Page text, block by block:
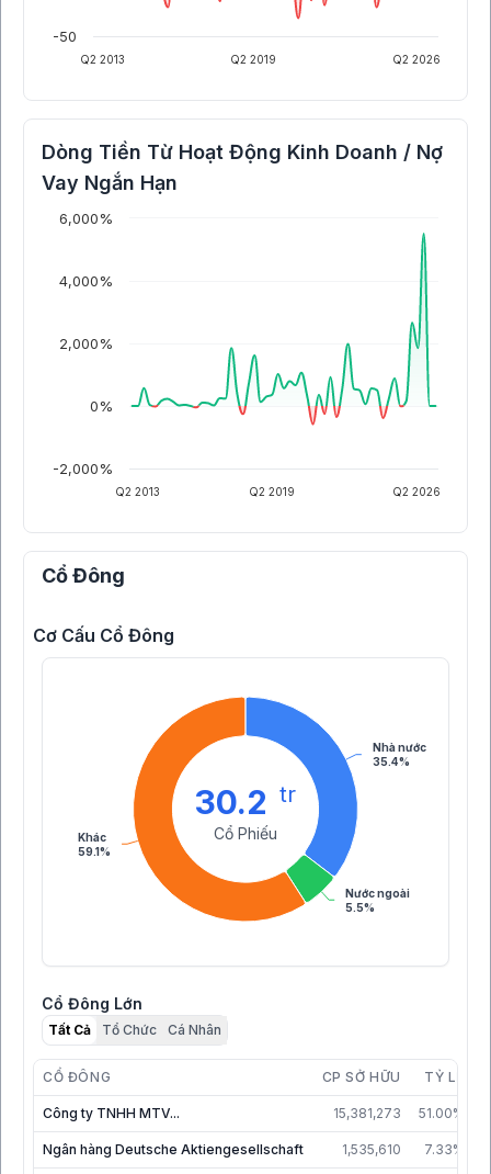
Q2 2013 Q2 2019 Q2 2026
-50
Dòng Tiền Từ Hoạt Động Kinh Doanh / Nợ
Vay Ngắn Hạn
Q2 2013 Q2 2019 Q2 2026
-2,000%
0%
2,000%
4,000%
6,000%
Cổ Đông
Cơ Cấu Cổ Đông
Nhà nước
35.4%
Nước ngoài
5.5%
Khác
59.1%
30.2 tr
Cổ Phiếu
Cổ Đông Lớn
Tất Cả Tổ Chức Cá Nhân
CỔ ĐÔNG CP SỞ HỮU TỶ LỆ
Công ty TNHH MTV... 15,381,273 51.00%
Ngân hàng Deutsche Aktiengesellschaft 1,535,610 7.33%